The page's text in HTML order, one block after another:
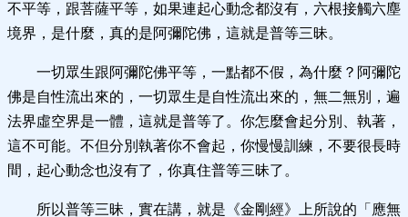
不平等，跟菩薩平等，如果連起心動念都沒有，六根接觸六塵
境界，是什麼，真的是阿彌陀佛，這就是普等三昧。
一切眾生跟阿彌陀佛平等，一點都不假，為什麼？阿彌陀
佛是自性流出來的，一切眾生是自性流出來的，無二無別，遍
法界虛空界是一體，這就是普等了。你怎麼會起分別、執著，
這不可能。不但分別執著你不會起，你慢慢訓練，不要很長時
間，起心動念也沒有了，你真住普等三昧了。
所以普等三昧，實在講，就是《金剛經》上所說的「應無